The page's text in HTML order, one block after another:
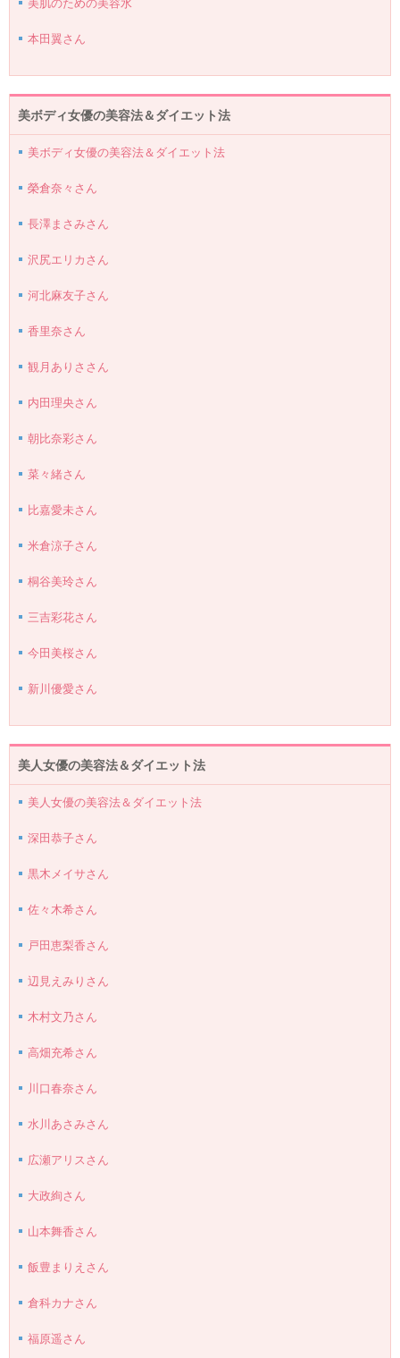
美肌のための美容水
本田翼さん
美ボディ女優の美容法＆ダイエット法
美ボディ女優の美容法＆ダイエット法
榮倉奈々さん
長澤まさみさん
沢尻エリカさん
河北麻友子さん
香里奈さん
観月ありささん
内田理央さん
朝比奈彩さん
菜々緒さん
比嘉愛未さん
米倉涼子さん
桐谷美玲さん
三吉彩花さん
今田美桜さん
新川優愛さん
美人女優の美容法＆ダイエット法
美人女優の美容法＆ダイエット法
深田恭子さん
黒木メイサさん
佐々木希さん
戸田恵梨香さん
辺見えみりさん
木村文乃さん
高畑充希さん
川口春奈さん
水川あさみさん
広瀬アリスさん
大政絢さん
山本舞香さん
飯豊まりえさん
倉科カナさん
福原遥さん